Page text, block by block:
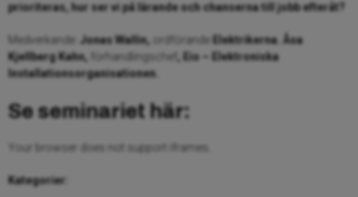
prioriteras, hur ser vi på lärande och chanserna till jobb efteråt?
Medverkande: Jonas Wallin, ordförande
Elektrikerna. Åsa
Kjellberg Kahn,
förhandlingschef
, Eio – Elektroniska
Installationsorganisationen.
Se seminariet här:
Your browser does not support iframes.
Kategorier: